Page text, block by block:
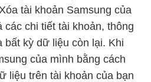
tài khoản Samsung của
các chi tiết tài khoản, thông
bất kỳ dữ liệu còn lại. Khi
của mình bằng cách
liệu trên tài khoản của bạn